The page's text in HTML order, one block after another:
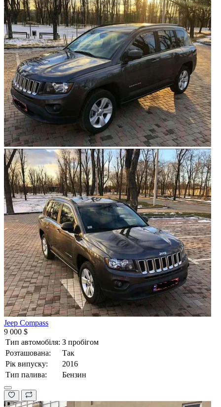
Jeep Compass
9 000 $
Тип автомобіля: З пробігом
Розташована:
Так
Рік випуску:
2016
Тип палива:
Бензин